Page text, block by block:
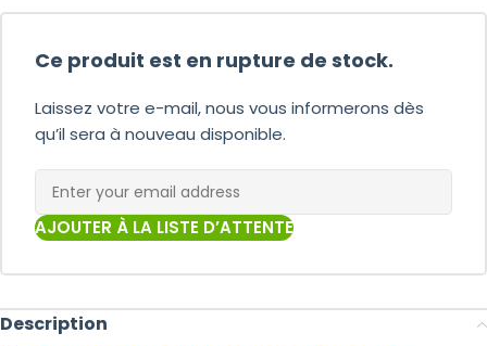
Ce produit est en rupture de stock.
Laissez votre e-mail, nous vous informerons dès
qu’il sera à nouveau disponible.
AJOUTER À LA LISTE D’ATTENTE
Description